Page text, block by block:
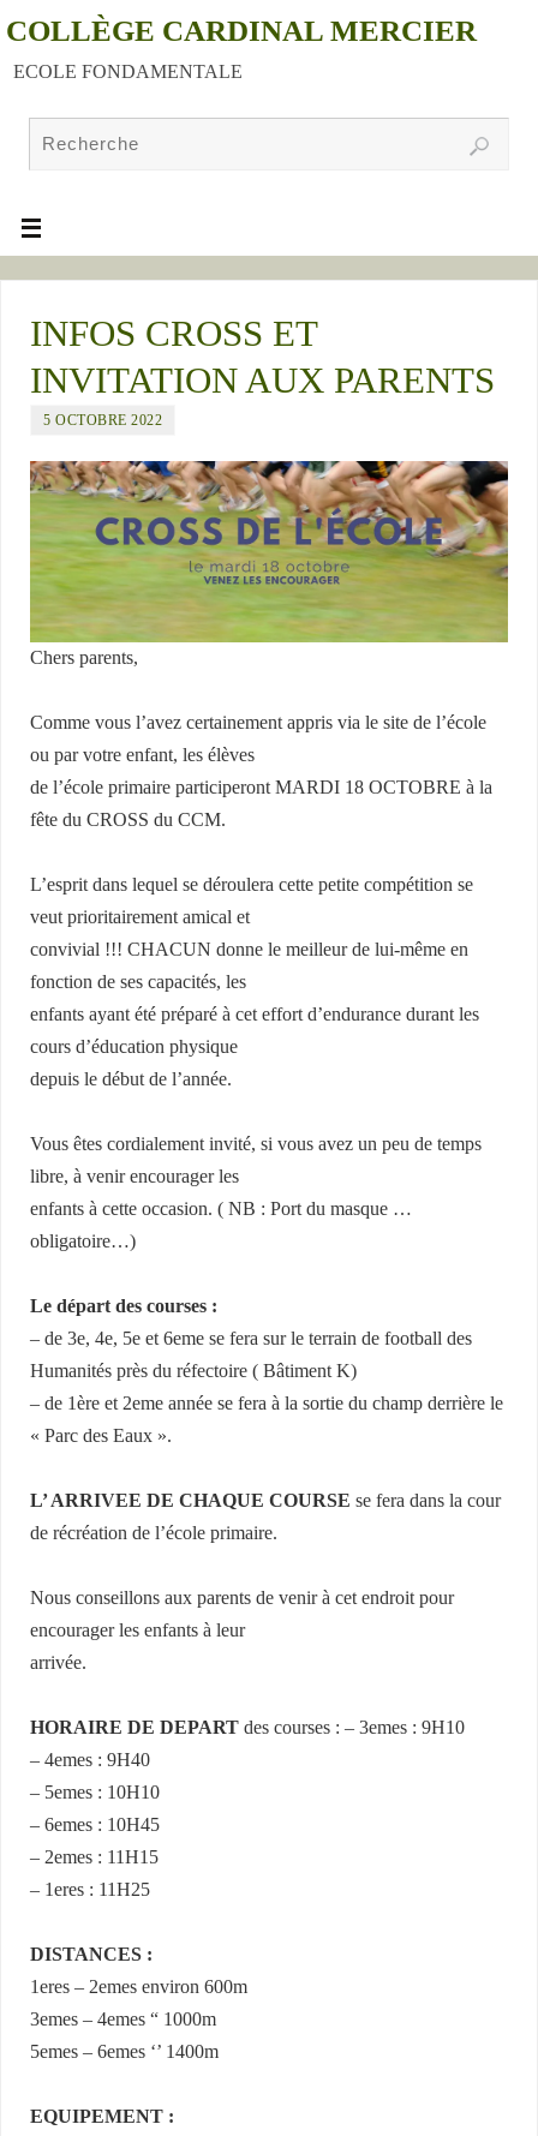
COLLÈGE CARDINAL MERCIER
ECOLE FONDAMENTALE
INFOS CROSS ET
INVITATION AUX PARENTS
5 OCTOBRE 2022
Chers parents,
Comme vous l’avez certainement appris via le site de l’école
ou par votre enfant, les élèves
de l’école primaire participeront MARDI 18 OCTOBRE à la
fête du CROSS du CCM.
L’esprit dans lequel se déroulera cette petite compétition se
veut prioritairement amical et
convivial !!! CHACUN donne le meilleur de lui-même en
fonction de ses capacités, les
enfants ayant été préparé à cet effort d’endurance durant les
cours d’éducation physique
depuis le début de l’année.
Vous êtes cordialement invité, si vous avez un peu de temps
libre, à venir encourager les
enfants à cette occasion. ( NB : Port du masque …
obligatoire…)
Le départ des courses :
– de 3e, 4e, 5e et 6eme se fera sur le terrain de football des
Humanités près du réfectoire ( Bâtiment K)
– de 1ère et 2eme année se fera à la sortie du champ derrière le
« Parc des Eaux ».
L’ ARRIVEE DE CHAQUE COURSE se fera dans la cour
de récréation de l’école primaire.
Nous conseillons aux parents de venir à cet endroit pour
encourager les enfants à leur
arrivée.
HORAIRE DE DEPART des courses : – 3emes : 9H10
– 4emes : 9H40
– 5emes : 10H10
– 6emes : 10H45
– 2emes : 11H15
– 1eres : 11H25
DISTANCES :
1eres – 2emes environ 600m
3emes – 4emes “ 1000m
5emes – 6emes ‘’ 1400m
EQUIPEMENT :